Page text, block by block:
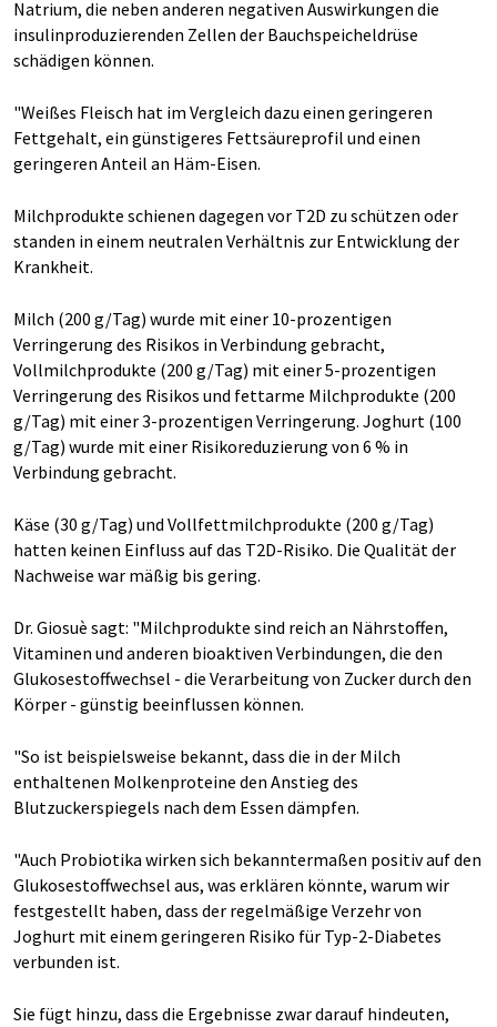
Natrium, die neben anderen negativen Auswirkungen die
insulinproduzierenden Zellen der Bauchspeicheldrüse
schädigen können.
"Weißes Fleisch hat im Vergleich dazu einen geringeren
Fettgehalt, ein günstigeres Fettsäureprofil und einen
geringeren Anteil an Häm-Eisen.
Milchprodukte schienen dagegen vor T2D zu schützen oder
standen in einem neutralen Verhältnis zur Entwicklung der
Krankheit.
Milch (200 g/Tag) wurde mit einer 10-prozentigen
Verringerung des Risikos in Verbindung gebracht,
Vollmilchprodukte (200 g/Tag) mit einer 5-prozentigen
Verringerung des Risikos und fettarme Milchprodukte (200
g/Tag) mit einer 3-prozentigen Verringerung. Joghurt (100
g/Tag) wurde mit einer Risikoreduzierung von 6 % in
Verbindung gebracht.
Käse (30 g/Tag) und Vollfettmilchprodukte (200 g/Tag)
hatten keinen Einfluss auf das T2D-Risiko. Die Qualität der
Nachweise war mäßig bis gering.
Dr. Giosuè sagt: "Milchprodukte sind reich an Nährstoffen,
Vitaminen und anderen bioaktiven Verbindungen, die den
Glukosestoffwechsel - die Verarbeitung von Zucker durch den
Körper - günstig beeinflussen können.
"So ist beispielsweise bekannt, dass die in der Milch
enthaltenen Molkenproteine den Anstieg des
Blutzuckerspiegels nach dem Essen dämpfen.
"Auch Probiotika wirken sich bekanntermaßen positiv auf den
Glukosestoffwechsel aus, was erklären könnte, warum wir
festgestellt haben, dass der regelmäßige Verzehr von
Joghurt mit einem geringeren Risiko für Typ-2-Diabetes
verbunden ist.
Sie fügt hinzu, dass die Ergebnisse zwar darauf hindeuten,